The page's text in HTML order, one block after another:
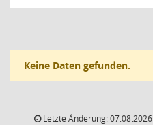
Keine Daten gefunden.
Letzte Änderung: 07.08.2026